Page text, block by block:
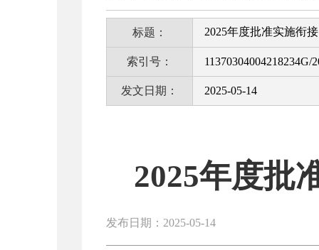
标题： 2025年度批准实施衔
索引号： 11370304004218234G/
发文日期： 2025-05-14
2025年度批
发布日期：2025-05-14